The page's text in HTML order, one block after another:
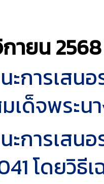
ายน2568
ะการเสน
เด็จพระน
ะการเสน
โดยวิธีเ